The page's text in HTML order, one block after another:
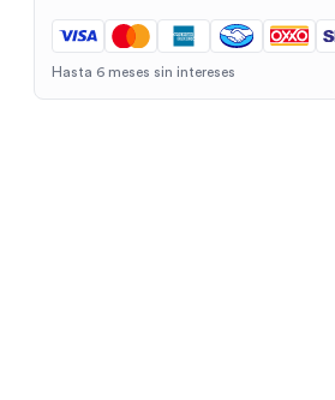
Hasta 6 meses sin intereses